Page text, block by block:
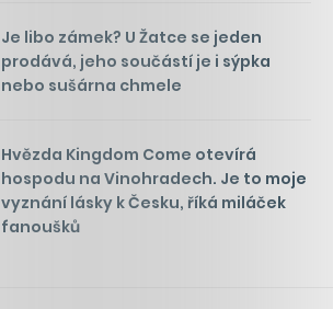
Je libo zámek? U Žatce se jeden
prodává, jeho součástí je i sýpka
nebo sušárna chmele
Hvězda Kingdom Come otevírá
hospodu na Vinohradech. Je to moje
vyznání lásky k Česku, říká miláček
fanoušků